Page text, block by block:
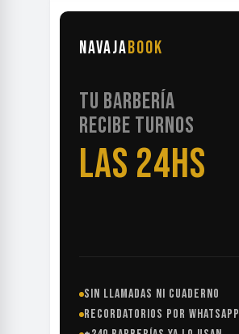
NAVAJABOOK
TU BARBERÍA
RECIBE TURNOS
LAS 24HS
+240 BARBERÍAS YA LO USAN